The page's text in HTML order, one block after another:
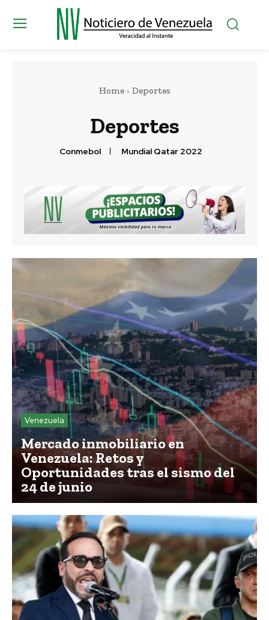
Home Deportes
Deportes
Conmebol Mundial Qatar 2022
Venezuela
Mercado inmobiliario en
Venezuela: Retos y
Oportunidades tras el sismo del
24 de junio